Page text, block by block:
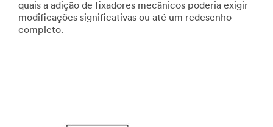
quais a adição de fixadores mecânicos poderia exigir
modificações significativas ou até um redesenho
completo.